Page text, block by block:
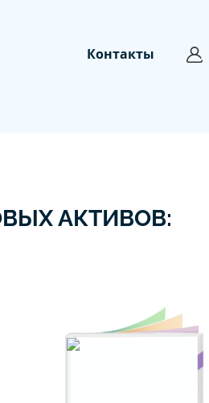
Контакты
АКТИВОВ: